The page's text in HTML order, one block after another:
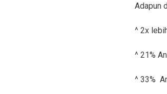
Adapun
^ 2x
^ 21%
^ 33%